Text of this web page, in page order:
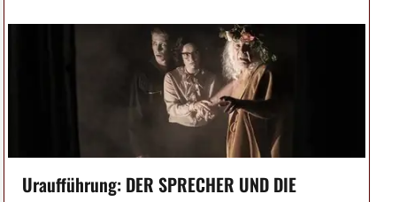
Uraufführung: DER SPRECHER UND DIE